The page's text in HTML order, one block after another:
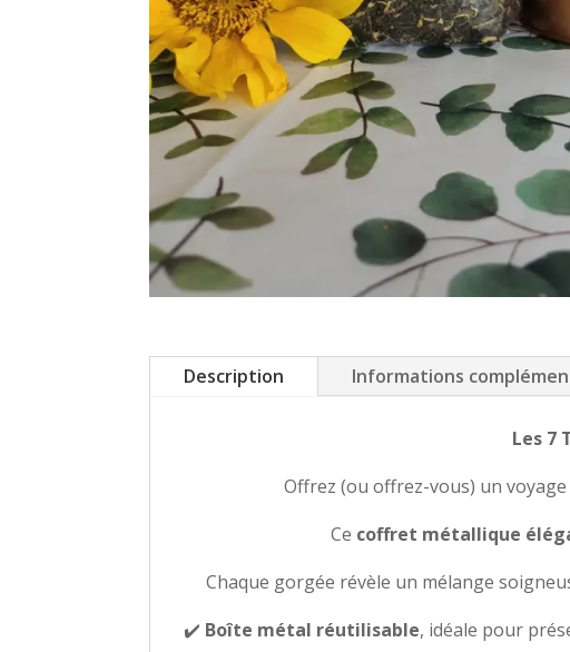
Description Informations
Les 7
Offrez (ou offrez-vous) un
Ce coffret métallique
Chaque gorgée révèle un mélange
✔️ Boîte métal réutilisable, idéale pour